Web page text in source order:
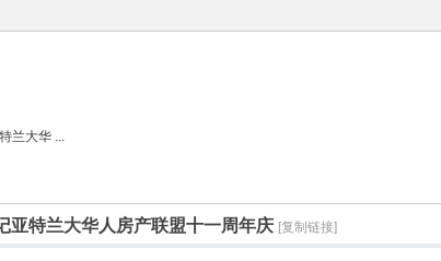
兰大华 ...
亚特兰大华人房产联盟十一周年庆 [复制链接]